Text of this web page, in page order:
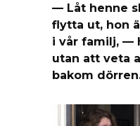
— Låt henne
flytta ut, hon
i vår familj, —
utan att veta
bakom